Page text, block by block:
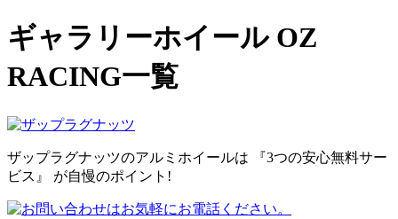
ギャラリーホイール OZ
RACING一覧
ザップラグナッツのアルミホイールは
『3つの安心無料サー
ビス』 が自慢のポイント!